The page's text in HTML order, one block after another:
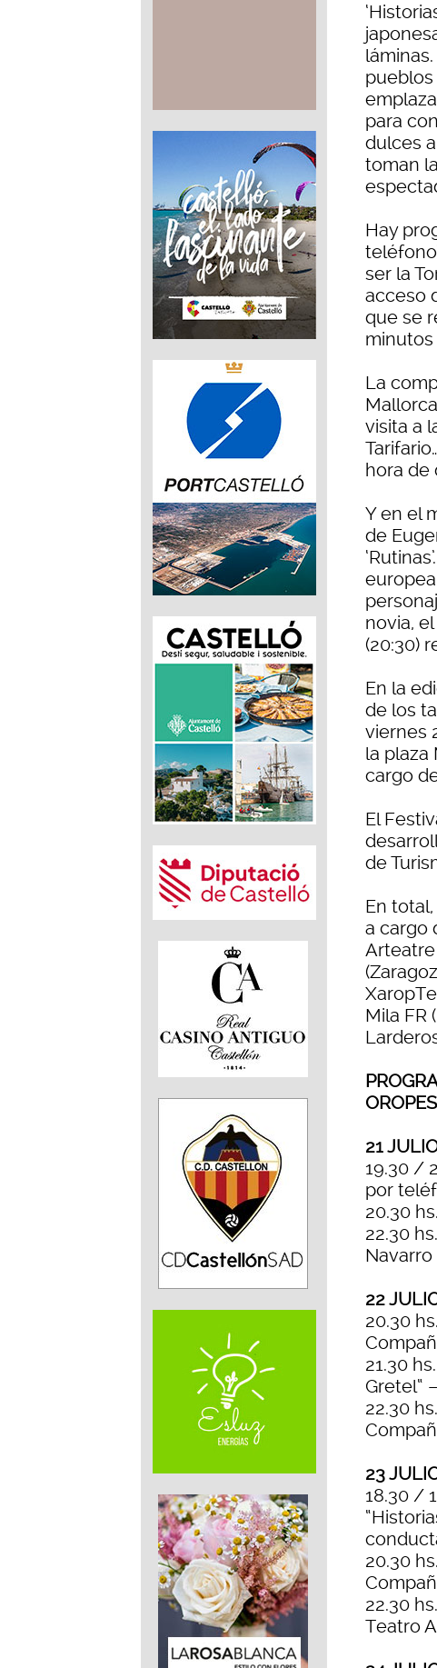
pueblos
para
dulces
toman
Hay
ser la
acceso
que se
La
visita a
hora de
Y en el
de
novia,
(20:30)
En la
de los
viernes
la plaza
cargo
El
de
En
a cargo
Arteatre
Mila FR
21
19.30 /
por
20.30
22.30
Navarro
22
20.30
21.30
Gretel“
22.30
23
18.30 /
20.30
22.30
Teatro